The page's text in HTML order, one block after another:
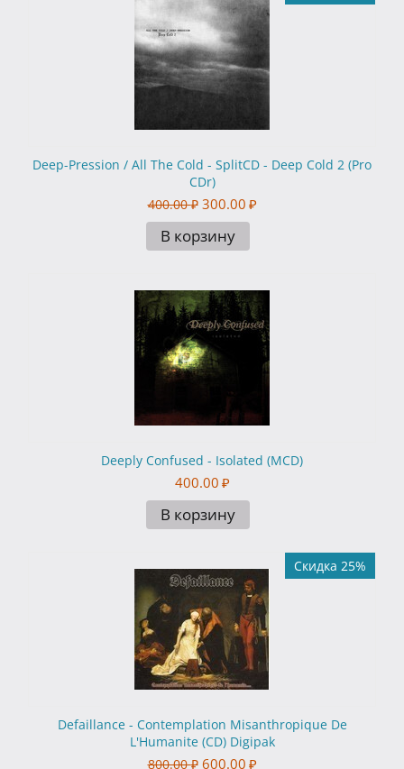
Deep-Pression / All The Cold - SplitCD - Deep Cold 2 (Pro
CDr)
400.00 ₽ 300.00 ₽
В корзину
Deeply Confused - Isolated (MCD)
400.00 ₽
В корзину
Скидка 25%
Defaillance - Contemplation Misanthropique De
L'Humanite (CD) Digipak
800.00 ₽ 600.00 ₽